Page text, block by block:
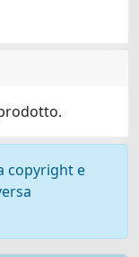
copyright e